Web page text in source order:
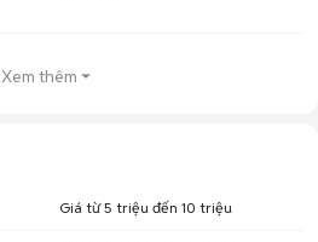
Xem thêm
Giá từ 5 triệu đến 10 triệu